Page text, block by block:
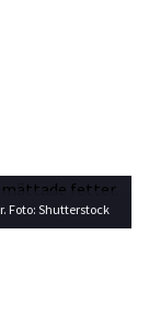
Foto: Shutterstock